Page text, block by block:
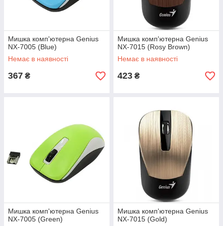
Мишка комп'ютерна Genius
NX-7005 (Blue)
Немає в наявності
367 ₴
Мишка комп'ютерна Genius
NX-7015 (Rosy Brown)
Немає в наявності
423 ₴
Мишка комп'ютерна Genius
NX-7005 (Green)
Мишка комп'ютерна Genius
NX-7015 (Gold)